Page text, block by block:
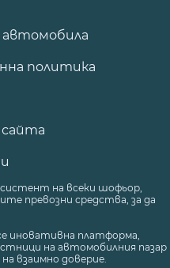
автомобила
политика
на всеки шофьор,
превозни средства, за да
иновативна платформа,
на автомобилния пазар
взаимно доверие.